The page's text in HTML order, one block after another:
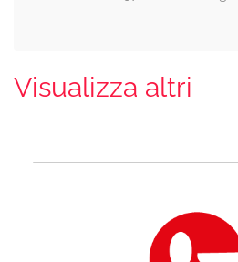
Visualizza altri